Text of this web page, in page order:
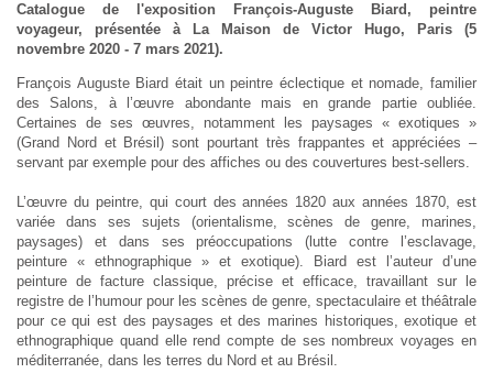
Catalogue de l'exposition François-Auguste Biard, peintre
voyageur, présentée à La Maison de Victor Hugo, Paris (5
novembre 2020 - 7 mars 2021).
François Auguste Biard était un peintre éclectique et nomade, familier
des Salons, à l’œuvre abondante mais en grande partie oubliée.
Certaines de ses œuvres, notamment les paysages « exotiques »
(Grand Nord et Brésil) sont pourtant très frappantes et appréciées –
servant par exemple pour des affiches ou des couvertures best-sellers.
L’œuvre du peintre, qui court des années 1820 aux années 1870, est
variée dans ses sujets (orientalisme, scènes de genre, marines,
paysages) et dans ses préoccupations (lutte contre l’esclavage,
peinture « ethnographique » et exotique). Biard est l’auteur d’une
peinture de facture classique, précise et efficace, travaillant sur le
registre de l’humour pour les scènes de genre, spectaculaire et théâtrale
pour ce qui est des paysages et des marines historiques, exotique et
ethnographique quand elle rend compte de ses nombreux voyages en
méditerranée, dans les terres du Nord et au Brésil.